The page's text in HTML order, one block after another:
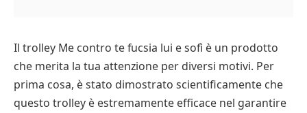
Il trolley Me contro te fucsia lui e sofì è un prodotto
che merita la tua attenzione per diversi motivi. Per
prima cosa, è stato dimostrato scientificamente che
questo trolley è estremamente efficace nel garantire